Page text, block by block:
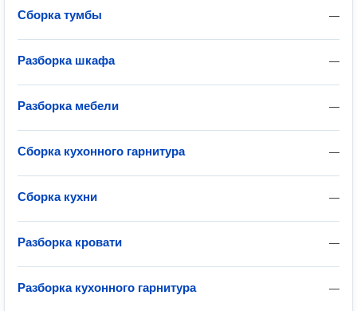
—
Сборка тумбы
—
Разборка шкафа
—
Разборка мебели
—
Сборка кухонного гарнитура
—
Сборка кухни
—
Разборка кровати
—
Разборка кухонного гарнитура